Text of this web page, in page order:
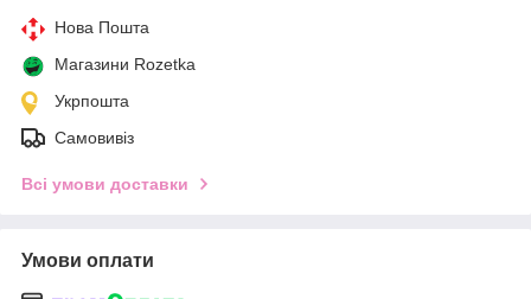
Нова Пошта
Магазини Rozetka
Укрпошта
Самовивіз
Всі умови доставки
Умови оплати